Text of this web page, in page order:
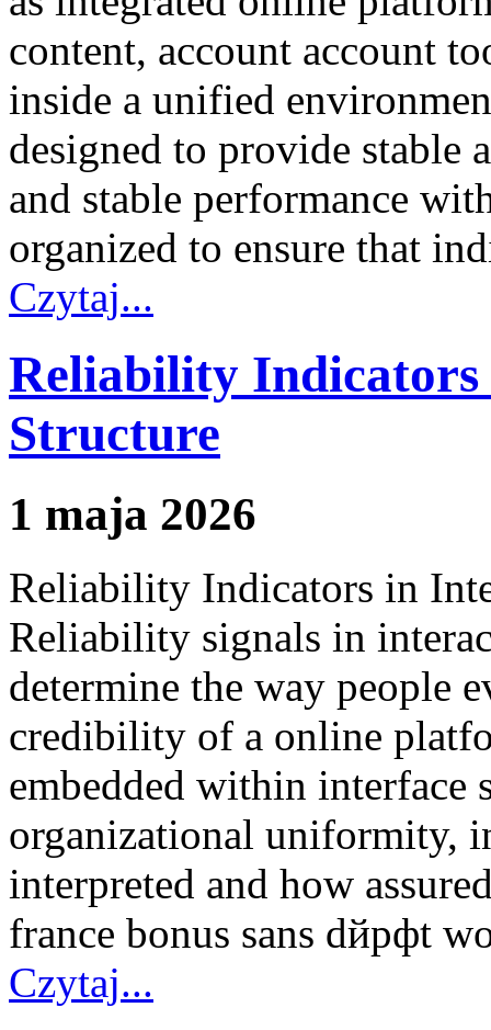
content, account account
inside a unified
designed to provide
and stable performance
organized to ensure that
Czytaj...
Reliability Indicators
Structure
1 maja 2026
Reliability Indicators in
Reliability signals in
determine the way people
credibility of a online
embedded within interface
organizational uniformity,
interpreted and how
france bonus sans dйpфt
Czytaj...